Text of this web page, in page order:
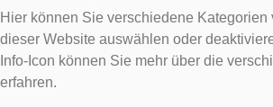
Hier können Sie verschiedene Kategorien
dieser Website auswählen oder
Info-Icon können Sie mehr über die
erfahren.